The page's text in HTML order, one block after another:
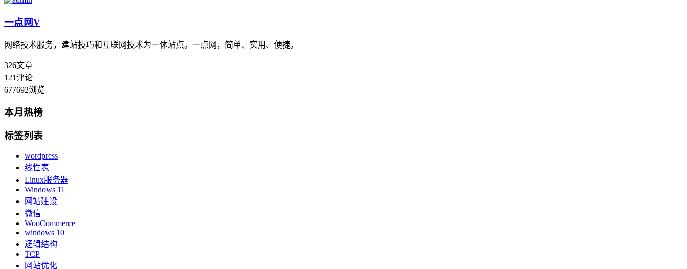
一点网V
网络技术服务，建站技巧和互联网技术为一体站点。一点网，简单、实用、便捷。
326文章
121评论
677692浏览
本月热榜
标签列表
wordpress
线性表
Linux服务器
Windows 11
网站建设
微信
WooCommerce
windows 10
逻辑结构
TCP
网站优化